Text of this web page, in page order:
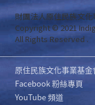
財團法人原住民族文
Copyright © 2021
All Rights Reserved .
原住民族文化事業基金
Facebook 粉絲專頁
YouTube 頻道